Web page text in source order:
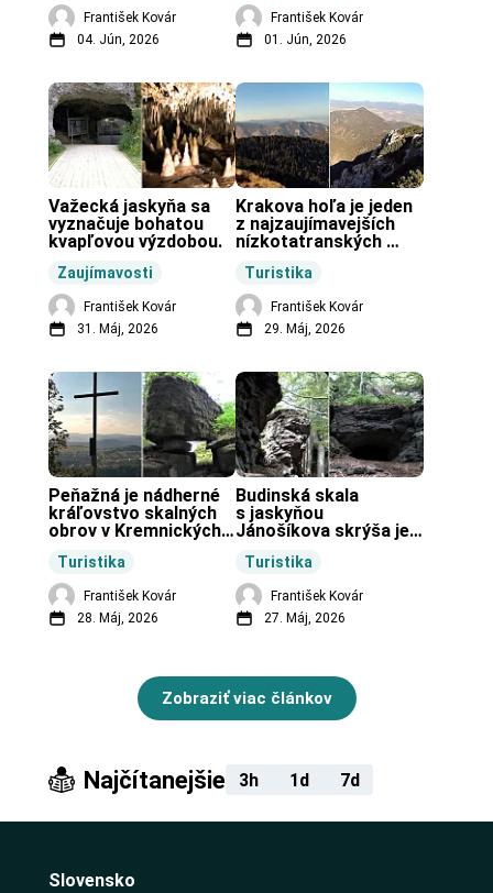
František Kovár
04. Jún, 2026
František Kovár
01. Jún, 2026
Zaujímavosti
Važecká jaskyňa sa
vyznačuje bohatou
kvapľovou výzdobou.
František Kovár
31. Máj, 2026
Turistika
Krakova hoľa je jeden
z najzaujímavejších
nízkotatranských
František Kovár
29. Máj, 2026
Turistika
Peňažná je nádherné
kráľovstvo skalných
obrov v Kremnických
František Kovár
28. Máj, 2026
Turistika
Budinská skala
s jaskyňou
Jánošíkova skrýša je
obci Budiná.
František Kovár
27. Máj, 2026
Zobraziť viac článkov
Najčítanejšie 3h 1d 7d
Slovensko